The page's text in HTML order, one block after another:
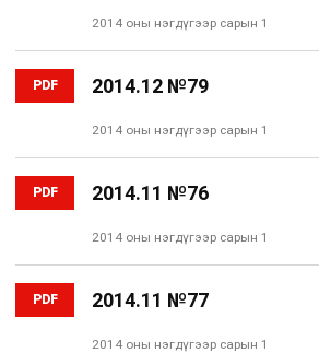
2014 оны нэгдүгээр сарын 1
PDF 2014.12 №79
2014 оны нэгдүгээр сарын 1
PDF 2014.11 №76
2014 оны нэгдүгээр сарын 1
PDF 2014.11 №77
2014 оны нэгдүгээр сарын 1